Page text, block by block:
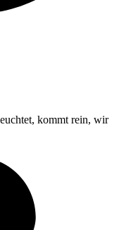
kommt rein, wir